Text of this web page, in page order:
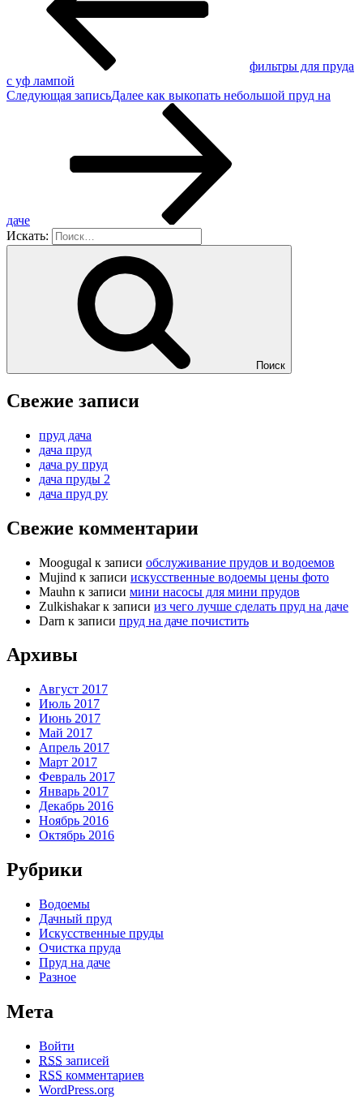
фильтры для пруда
с уф лампой
Следующая записьДалее как выкопать небольшой пруд на
даче
Искать:
Поиск
Свежие записи
пруд дача
дача пруд
дача ру пруд
дача пруды 2
дача пруд ру
Свежие комментарии
Moogugal к записи обслуживание прудов и водоемов
Mujind к записи искусственные водоемы цены фото
Mauhn к записи мини насосы для мини прудов
Zulkishakarк записи из чего лучше сделать пруд на даче
Darn к записи пруд на даче почистить
Архивы
Август 2017
Июль 2017
Июнь 2017
Май 2017
Апрель 2017
Март 2017
Февраль 2017
Январь 2017
Декабрь 2016
Ноябрь 2016
Октябрь 2016
Рубрики
Водоемы
Дачный пруд
Искусственные пруды
Очистка пруда
Пруд на даче
Разное
Мета
Войти
RSS записей
RSS комментариев
WordPress.org